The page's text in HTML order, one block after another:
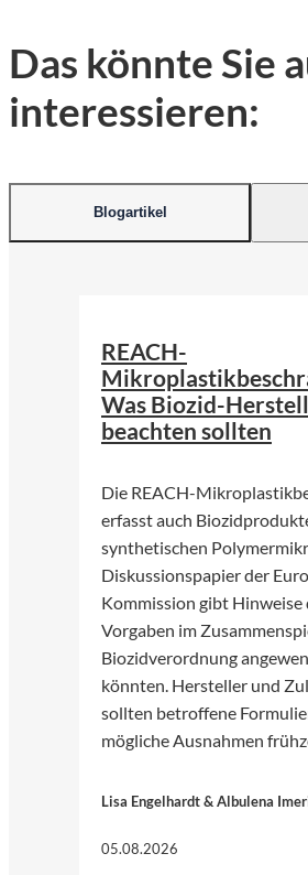
Das könnte Sie
interessieren:
Blogartikel
REACH-
Was Biozid-
beachten sollten
Die REACH-
erfasst auch
synthetischen
Diskussionspapier der
Kommission gibt Hinweise
Vorgaben im
Biozidverordnung
könnten. Hersteller und
sollten betroffene
mögliche Ausnahmen
Lisa Engelhardt & Albulena
05.08.2026